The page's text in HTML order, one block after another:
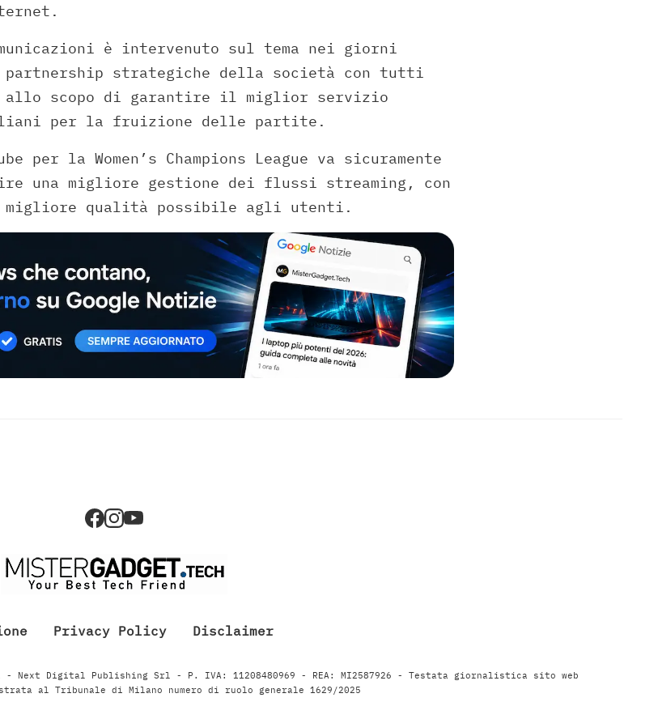
è intervenuto sul tema nei giorni
partnership strategiche della società con tutti
scopo di garantire il miglior servizio
per la fruizione delle partite.
per la Women’s Champions League va sicuramente
una migliore gestione dei flussi streaming, con
qualità possibile agli utenti.
Privacy Policy Disclaimer
Digital Publishing Srl - P. IVA: 11208480969 - REA: MI2587926 - Testata giornalistica sito web
al Tribunale di Milano numero di ruolo generale 1629/2025